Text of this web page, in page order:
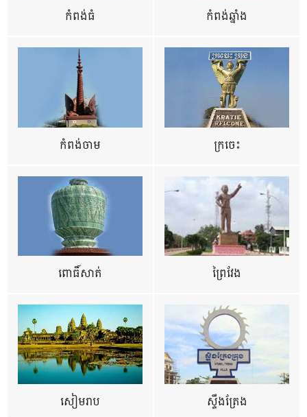
កំពង់ធំ កំពង់ឆ្នាំង
កំពង់ចាម ក្រចេះ
ពោធិ៍សាត់ ព្រៃវែង
សៀមរាប ស្ទឹងត្រែង